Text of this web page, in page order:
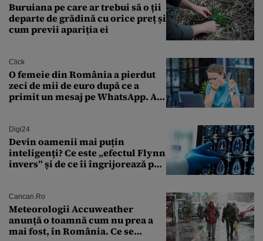
Buruiana pe care ar trebui să o ții
departe de grădină cu orice preț și
cum previi apariția ei
Click
O femeie din România a pierdut
zeci de mii de euro după ce a
primit un mesaj pe WhatsApp. A
Digi24
Devin oamenii mai puțin
inteligenți? Ce este „efectul Flynn
invers” și de ce îi îngrijorează pe
Cancan.ro
Meteorologii Accuweather
anunță o toamnă cum nu prea a
mai fost, în România. Ce se